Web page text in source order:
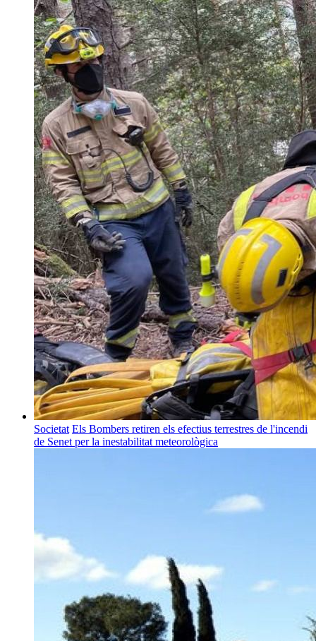
Societat Els Bombers retiren els efectius terrestres de l'incendi
de Senet per la inestabilitat meteorològica